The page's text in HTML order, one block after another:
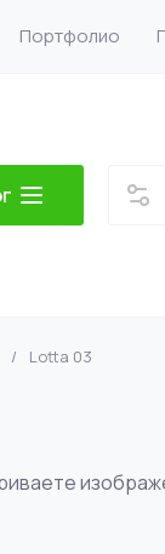
Портфолио
/ Lotta 03